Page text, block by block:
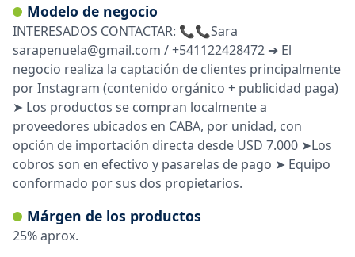
Modelo de negocio
INTERESADOS CONTACTAR: 📞📞Sara
sarapenuela@gmail.com / +541122428472 ➔ El
negocio realiza la captación de clientes principalmente
por Instagram (contenido orgánico + publicidad paga)
➤ Los productos se compran localmente a
proveedores ubicados en CABA, por unidad, con
opción de importación directa desde USD 7.000 ➤Los
cobros son en efectivo y pasarelas de pago ➤ Equipo
conformado por sus dos propietarios.
Márgen de los productos
25% aprox.